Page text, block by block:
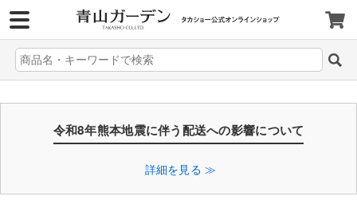
令和8年熊本地震に伴う配送への影響について
詳細を見る ≫